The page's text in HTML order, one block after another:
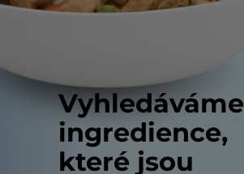
Vyhledáváme
ingredience,
které jsou